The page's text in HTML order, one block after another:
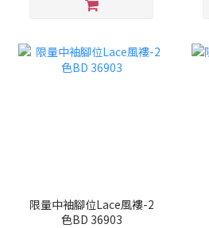
限量中袖腳位Lace風褸-2
色BD 36903